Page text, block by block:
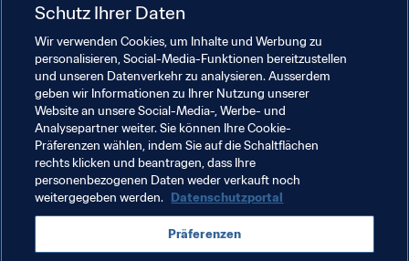
Bei der Auslosung werden die acht Teams in zwei
Vierergruppen gezogen. Die Ersten und Zweiten jeder
Gruppe qualifizieren sich für die Halbfinalspiele, die in
Kasan und Sotschi ausgetragen werden. Das Finale
findet in Sankt Petersburg statt.
Verwandte Themen
Brazil Russia USA UEFA Concacaf
CONMEBOL
Schutz Ihrer Daten
Wir verwenden Cookies, um Inhalte und Werbung zu
personalisieren, Social-Media-Funktionen bereitzustellen
und unseren Datenverkehr zu analysieren. Ausserdem
geben wir Informationen zu Ihrer Nutzung unserer
Website an unsere Social-Media-, Werbe- und
Analysepartner weiter. Sie können Ihre Cookie-
Präferenzen wählen, indem Sie auf die Schaltflächen
rechts klicken und beantragen, dass Ihre
personenbezogenen Daten weder verkauft noch
weitergegeben werden. Datenschutzportal
Präferenzen